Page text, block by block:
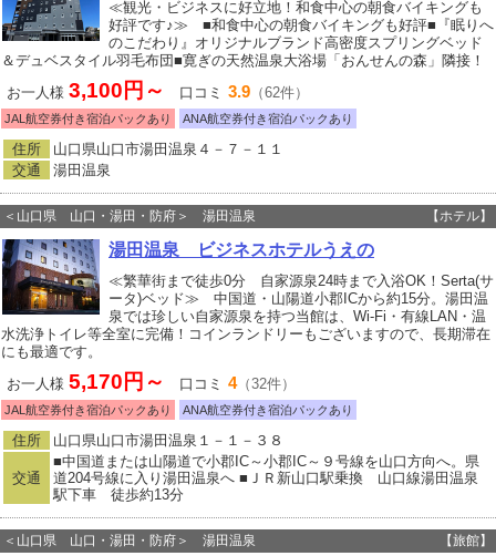
≪観光・ビジネスに好立地！和食中心の朝食バイキングも
好評です♪≫ ■和食中心の朝食バイキングも好評■『眠りへ
のこだわり』オリジナルブランド高密度スプリングベッド
＆デュベスタイル羽毛布団■寛ぎの天然温泉大浴場「おんせんの森」隣接！
お一人様 3,100円～ 口コミ 3.9 （62件）
JAL航空券付き宿泊パックあり ANA航空券付き宿泊パックあり
住所
山口県山口市湯田温泉４－７－１１
交通
湯田温泉
＜山口県 山口・湯田・防府＞ 湯田温泉 【ホテル】
湯田温泉 ビジネスホテルうえの
≪繁華街まで徒歩0分 自家源泉24時まで入浴OK！Serta(サ
ータ)ベッド≫ 中国道・山陽道小郡ICから約15分。湯田温
泉では珍しい自家源泉を持つ当館は、Wi-Fi・有線LAN・温
水洗浄トイレ等全室に完備！コインランドリーもございますので、長期滞在
にも最適です。
お一人様 5,170円～ 口コミ 4（32件）
JAL航空券付き宿泊パックあり ANA航空券付き宿泊パックあり
住所 山口県山口市湯田温泉１－１－３８
交通
■中国道または山陽道で小郡IC～小郡IC～９号線を山口方向へ。県
道204号線に入り湯田温泉へ ■ＪＲ新山口駅乗換 山口線湯田温泉
駅下車 徒歩約13分
＜山口県 山口・湯田・防府＞ 湯田温泉 【旅館】